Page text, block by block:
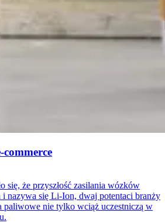
się, że przyszłość zasilania wózków
i nazywa się Li-Ion, dwaj potentaci branży
paliwowe nie tylko wciąż uczestniczą w